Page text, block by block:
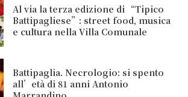
Al via la terza edizione di “Tipico
Battipagliese”: street food, musica
e cultura nella Villa Comunale
Battipaglia. Necrologio: si spento
all’età di 81 anni Antonio